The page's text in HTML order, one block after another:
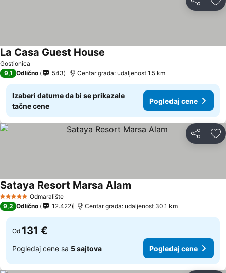
Deli
Gostionica
La Casa Guest House
9,1 Odlično 543 Centar grada: udaljenost 1.5 km
Izaberi datume da bi se prikazale
tačne cene
Pogledaj cene
Deli
5 ZvezdiceOdmaralište
Sataya Resort Marsa Alam
9,2 Odlično 12.422 Centar grada: udaljenost 30.1 km
Od 131 €
Pogledaj cene sa 5 sajtova Pogledaj cene